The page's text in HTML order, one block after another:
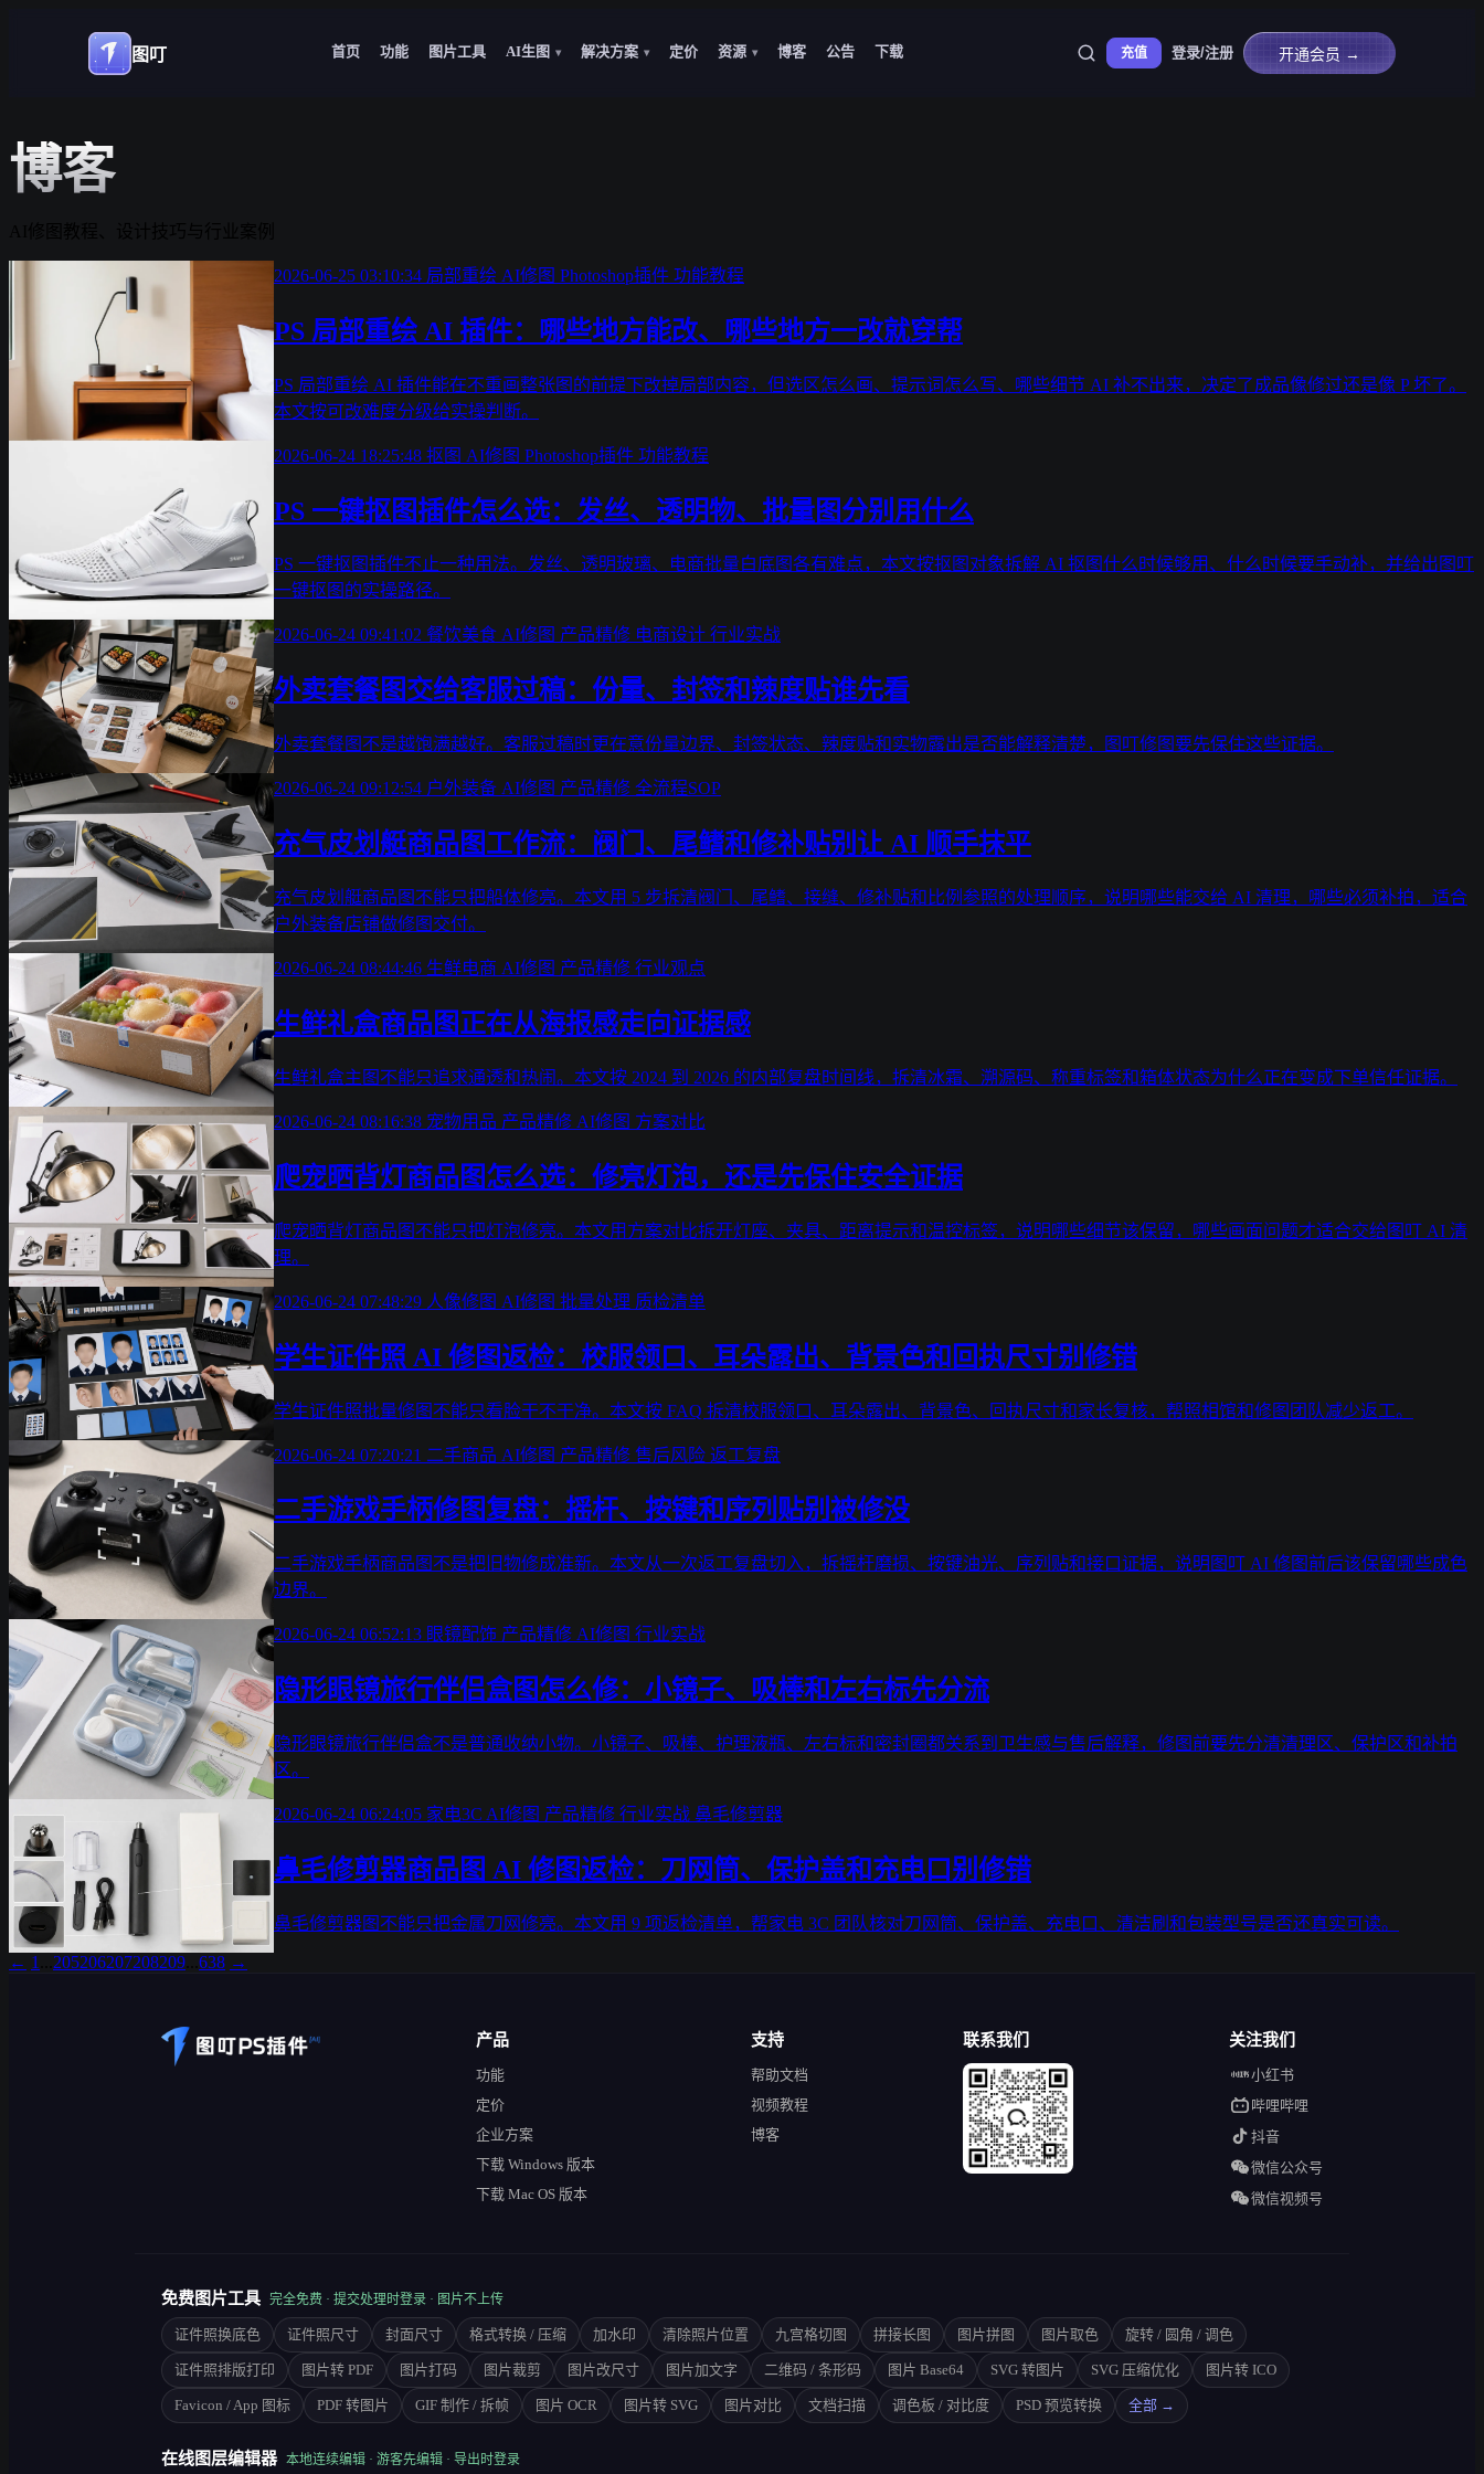
图叮 首页 功能 图片工具 AI生图 ▾ 解决方案 ▾ 定价 资源 ▾ 博客 公告 下载 充值 登录/注册 开通会员 →
博客
2026-06-25 03:10:34 局部重绘 AI修图 Photoshop插件 功能教程
PS 局部重绘 AI 插件：哪些地方能改、哪些地方一改就穿帮
PS 局部重绘 AI 插件能在不重画整张图的前提下改掉局部内容，但选区怎么画、提示词怎么写、哪些细节 AI 补不出来，决定了成品像修过还是像 P 坏了。
本文按可改难度分级给实操判断。
2026-06-24 18:25:48 抠图 AI修图 Photoshop插件 功能教程
PS 一键抠图插件怎么选：发丝、透明物、批量图分别用什么
PS 一键抠图插件不止一种用法。发丝、透明玻璃、电商批量白底图各有难点，本文按抠图对象拆解 AI 抠图什么时候够用、什么时候要手动补，并给出图叮
一键抠图的实操路径。
2026-06-24 09:41:02 餐饮美食 AI修图 产品精修 电商设计 行业实战
外卖套餐图交给客服过稿：份量、封签和辣度贴谁先看
外卖套餐图不是越饱满越好。客服过稿时更在意份量边界、封签状态、辣度贴和实物露出是否能解释清楚，图叮修图要先保住这些证据。
2026-06-24 09:12:54 户外装备 AI修图 产品精修 全流程SOP
充气皮划艇商品图工作流：阀门、尾鳍和修补贴别让 AI 顺手抹平
充气皮划艇商品图不能只把船体修亮。本文用 5 步拆清阀门、尾鳍、接缝、修补贴和比例参照的处理顺序，说明哪些能交给 AI 清理，哪些必须补拍，适合
户外装备店铺做修图交付。
2026-06-24 08:44:46 生鲜电商 AI修图 产品精修 行业观点
生鲜礼盒商品图正在从海报感走向证据感
生鲜礼盒主图不能只追求通透和热闹。本文按 2024 到 2026 的内部复盘时间线，拆清冰霜、溯源码、称重标签和箱体状态为什么正在变成下单信任证据。
2026-06-24 08:16:38 宠物用品 产品精修 AI修图 方案对比
爬宠晒背灯商品图怎么选：修亮灯泡，还是先保住安全证据
爬宠晒背灯商品图不能只把灯泡修亮。本文用方案对比拆开灯座、夹具、距离提示和温控标签，说明哪些细节该保留，哪些画面问题才适合交给图叮 AI 清
理。
2026-06-24 07:48:29 人像修图 AI修图 批量处理 质检清单
学生证件照 AI 修图返检：校服领口、耳朵露出、背景色和回执尺寸别修错
学生证件照批量修图不能只看脸干不干净。本文按 FAQ 拆清校服领口、耳朵露出、背景色、回执尺寸和家长复核，帮照相馆和修图团队减少返工。
2026-06-24 07:20:21 二手商品 AI修图 产品精修 售后风险 返工复盘
二手游戏手柄修图复盘：摇杆、按键和序列贴别被修没
二手游戏手柄商品图不是把旧物修成准新。本文从一次返工复盘切入，拆摇杆磨损、按键油光、序列贴和接口证据，说明图叮 AI 修图前后该保留哪些成色
边界。
2026-06-24 06:52:13 眼镜配饰 产品精修 AI修图 行业实战
隐形眼镜旅行伴侣盒图怎么修：小镜子、吸棒和左右标先分流
隐形眼镜旅行伴侣盒不是普通收纳小物。小镜子、吸棒、护理液瓶、左右标和密封圈都关系到卫生感与售后解释，修图前要先分清清理区、保护区和补拍
区。
2026-06-24 06:24:05 家电3C AI修图 产品精修 行业实战 鼻毛修剪器
鼻毛修剪器商品图 AI 修图返检：刀网筒、保护盖和充电口别修错
鼻毛修剪器图不能只把金属刀网修亮。本文用 9 项返检清单，帮家电 3C 团队核对刀网筒、保护盖、充电口、清洁刷和包装型号是否还真实可读。
← 1 205206207208209 638 →
产品
功能
定价
企业方案
下载 Windows 版本
下载 Mac OS 版本
支持
帮助文档
视频教程
博客
联系我们 关注我们
小红书
哔哩哔哩
抖音
微信公众号
微信视频号
免费图片工具 完全免费 · 提交处理时登录 · 图片不上传
证件照换底色 证件照尺寸 封面尺寸 格式转换 / 压缩 加水印 清除照片位置 九宫格切图 拼接长图 图片拼图 图片取色 旋转 / 圆角 / 调色
证件照排版打印 图片转 PDF 图片打码 图片裁剪 图片改尺寸 图片加文字 二维码 / 条形码 图片 Base64 SVG 转图片 SVG 压缩优化 图片转 ICO
Favicon / App 图标 PDF 转图片 GIF 制作 / 拆帧 图片 OCR 图片转 SVG 图片对比 文档扫描 调色板 / 对比度 PSD 预览转换 全部 →
在线图层编辑器 本地连续编辑 · 游客先编辑 · 导出时登录